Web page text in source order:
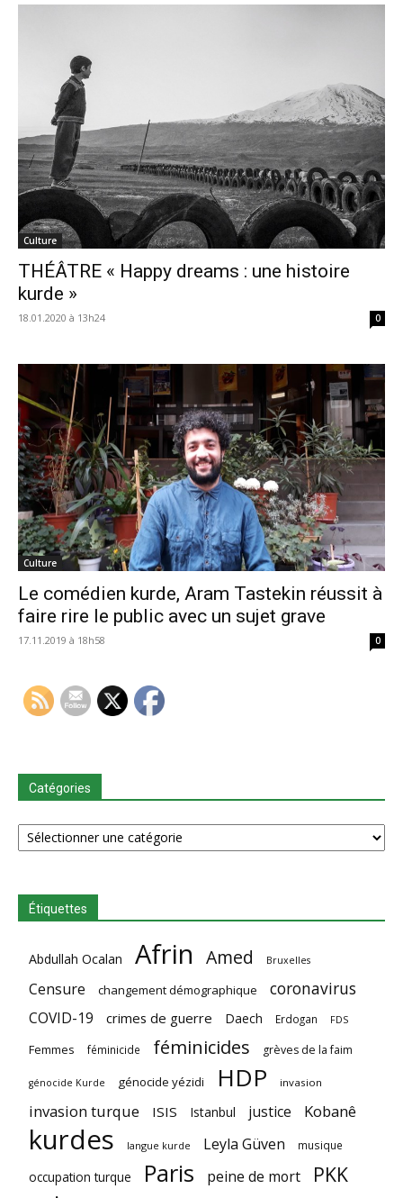
Culture
THÉÂTRE « Happy dreams : une histoire
kurde »
18.01.2020 à 13h24 0
Culture
Le comédien kurde, Aram Tastekin réussit à
faire rire le public avec un sujet grave
17.11.2019 à 18h58 0
Catégories
Catégories
Étiquettes
Abdullah Ocalan Afrin Amed Bruxelles
Censure changement démographique coronavirus
COVID-19 crimes de guerre Daech Erdogan FDS
Femmes féminicide féminicides grèves de la faim
génocide Kurde génocide yézidi HDP invasion
invasion turque ISIS Istanbul justice Kobanê
kurdes langue kurde Leyla Güven musique
occupation turque Paris peine de mort PKK